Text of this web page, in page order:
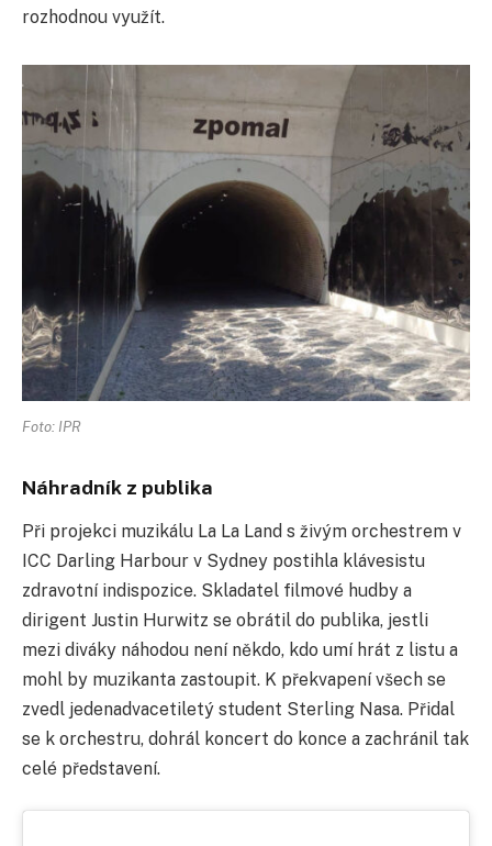
rozhodnou využít.
Foto: IPR
Náhradník z publika
Při projekci muzikálu La La Land s živým orchestrem v
ICC Darling Harbour v Sydney postihla klávesistu
zdravotní indispozice. Skladatel filmové hudby a
dirigent Justin Hurwitz se obrátil do publika, jestli
mezi diváky náhodou není někdo, kdo umí hrát z listu a
mohl by muzikanta zastoupit. K překvapení všech se
zvedl jedenadvacetiletý student Sterling Nasa. Přidal
se k orchestru, dohrál koncert do konce a zachránil tak
celé představení.